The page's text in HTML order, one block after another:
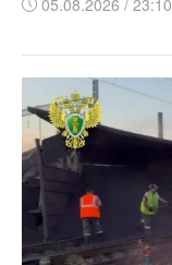
05.08.2026 / 23:10